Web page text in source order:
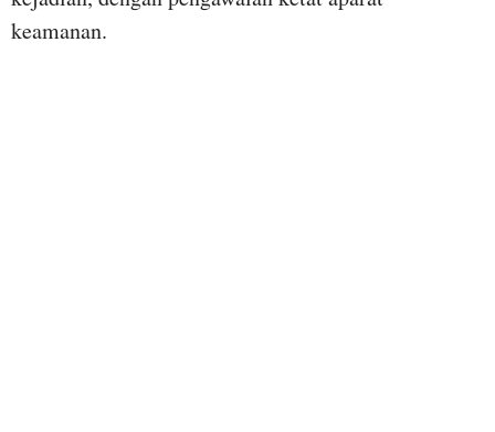
keamanan.